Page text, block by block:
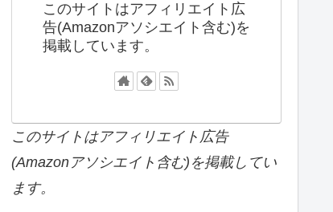
このサイトはアフィリエイト広
告(Amazonアソシエイト含む)を
掲載しています。
このサイトはアフィリエイト広告
(Amazonアソシエイト含む)を掲載してい
ます。